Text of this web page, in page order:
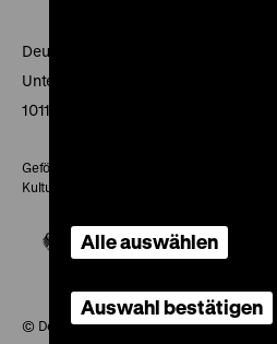
Deutsches Historisches Museum
Unter den Linden 2
10117 Berlin
Gefördert mit Mitteln des Beauftragten der
Kultur und Medien
© Deutsches Historisches Museum, 2026
Alle auswählen
Auswahl bestätigen